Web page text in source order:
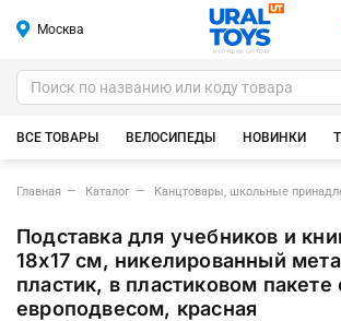
Москва
ИГРУШКИ ОПТОМ
ВСЕ ТОВАРЫ ВЕЛОСИПЕДЫ НОВИНКИ
Главная Каталог Канцтовары, школьные
Подставка для учебников и
18x17 см, никелированный
пластик, в пластиковом пакете
европодвесом, красная